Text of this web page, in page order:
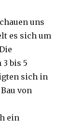
uns
es sich um
bis 5
sich in
von
ein